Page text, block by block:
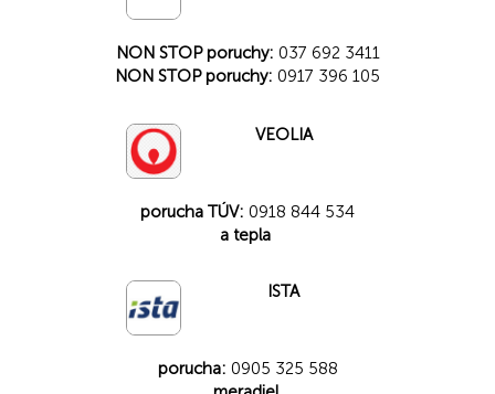
NON STOP poruchy: 037 692 3411
NON STOP poruchy: 0917 396 105
VEOLIA
porucha TÚV: 0918 844 534
a tepla
ISTA
porucha: 0905 325 588